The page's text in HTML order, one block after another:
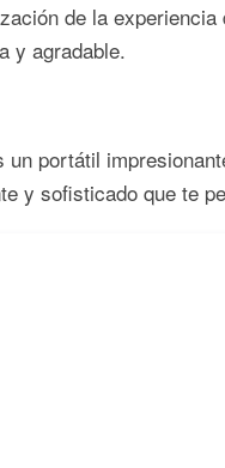
de la
y agradable.
portátil
y sofisticado que te